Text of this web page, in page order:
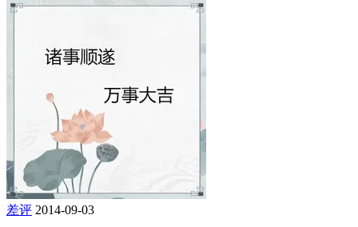
差评 2014-09-03